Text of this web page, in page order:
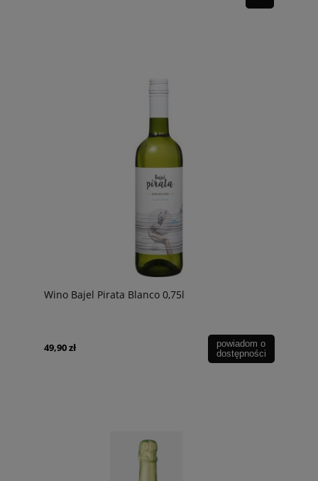
Wino Bajel Pirata Blanco 0,75l
49,90 zł
powiadom o
dostępności